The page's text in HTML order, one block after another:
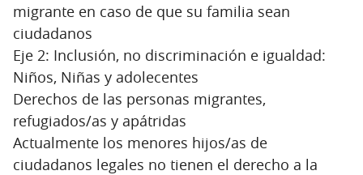
migrante en caso de que su familia sean
ciudadanos
Eje 2: Inclusión, no discriminación e igualdad:
Niños, Niñas y adolecentes
Derechos de las personas migrantes,
refugiados/as y apátridas
Actualmente los menores hijos/as de
ciudadanos legales no tienen el derecho a la